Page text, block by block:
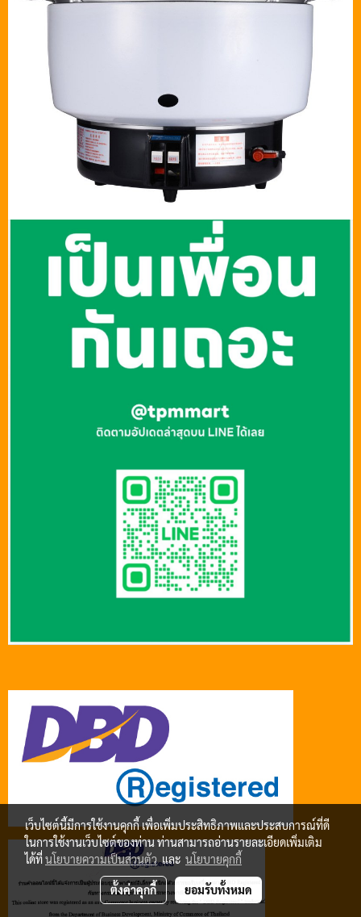
เว็บไซต์นี้มีการใช้งานคุกกี้ เพื่อเพิ่มประสิทธิภาพและประสบการณ์ที่ดี
ในการใช้งานเว็บไซต์ของท่าน ท่านสามารถอ่านรายละเอียดเพิ่มเติม
ได้ที่นโยบายความเป็นส่วนตัวและ นโยบายคุกกี้
ตั้งค่าคุกกี้ ยอมรับทั้งหมด